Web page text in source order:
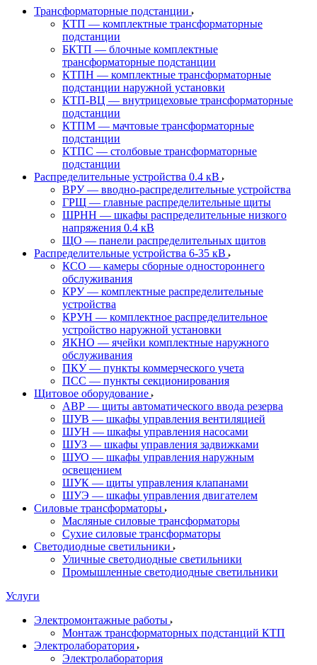
Трансформаторные подстанции
КТП — комплектные трансформаторные
подстанции
БКТП — блочные комплектные
трансформаторные подстанции
КТПН — комплектные трансформаторные
подстанции наружной установки
КТП-ВЦ — внутрицеховые трансформаторные
подстанции
КТПМ — мачтовые трансформаторные
подстанции
КТПС — столбовые трансформаторные
подстанции
Распределительные устройства 0.4 кВ
ВРУ — вводно-распределительные устройства
ГРЩ — главные распределительные щиты
ШРНН — шкафы распределительные низкого
напряжения 0.4 кВ
ЩО — панели распределительных щитов
Распределительные устройства 6-35 кВ
КСО — камеры сборные одностороннего
обслуживания
КРУ — комплектные распределительные
устройства
КРУН — комплектное распределительное
устройство наружной установки
ЯКНО — ячейки комплектные наружного
обслуживания
ПКУ — пункты коммерческого учета
ПСС — пункты секционирования
Щитовое оборудование
АВР — щиты автоматического ввода резерва
ШУВ — шкафы управления вентиляцией
ШУН — шкафы управления насосами
ШУЗ — шкафы управления задвижками
ШУО — шкафы управления наружным
освещением
ШУК — щиты управления клапанами
ШУЭ — шкафы управления двигателем
Силовые трансформаторы
Масляные силовые трансформаторы
Сухие силовые трансформаторы
Светодиодные светильники
Уличные светодиодные светильники
Промышленные светодиодные светильники
Услуги
Электромонтажные работы
Монтаж трансформаторных подстанций КТП
Электролаборатория
Электролаборатория